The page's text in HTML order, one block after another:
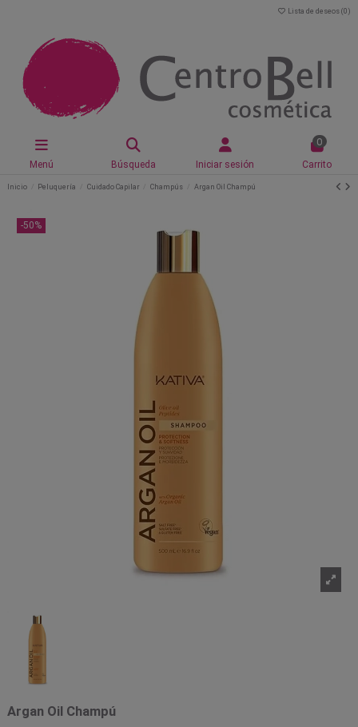
Lista de deseos (0 )
Menú Búsqueda Iniciar sesión
0
Carrito
Inicio Peluquería Cuidado Capilar Champús Argan Oil Champú
-50%
Argan Oil Champú